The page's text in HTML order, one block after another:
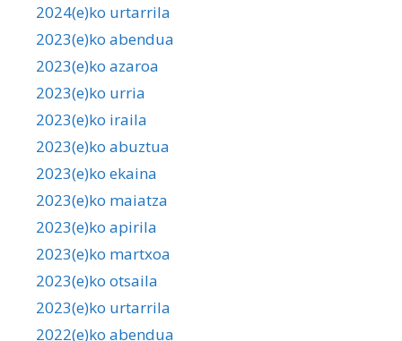
2024(e)ko urtarrila
2023(e)ko abendua
2023(e)ko azaroa
2023(e)ko urria
2023(e)ko iraila
2023(e)ko abuztua
2023(e)ko ekaina
2023(e)ko maiatza
2023(e)ko apirila
2023(e)ko martxoa
2023(e)ko otsaila
2023(e)ko urtarrila
2022(e)ko abendua